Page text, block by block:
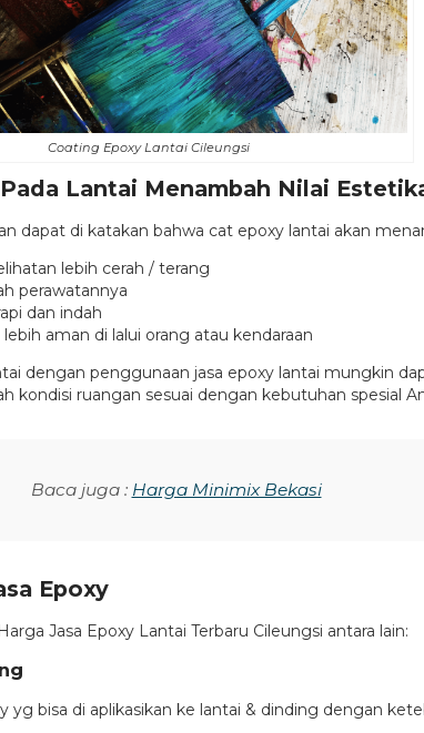
Coating Epoxy Lantai Cileungsi
Lantai Menambah Nilai
dapat di katakan bahwa cat epoxy lantai akan
lebih cerah / terang
perawatannya
dan indah
lebih aman di lalui orang atau kendaraan
dengan penggunaan jasa epoxy lantai mungkin
kondisi ruangan sesuai dengan kebutuhan spesial
Baca juga : Harga Minimix Bekasi
Epoxy
Jasa Epoxy Lantai Terbaru Cileungsi antara lain:
yg bisa di aplikasikan ke lantai & dinding dengan